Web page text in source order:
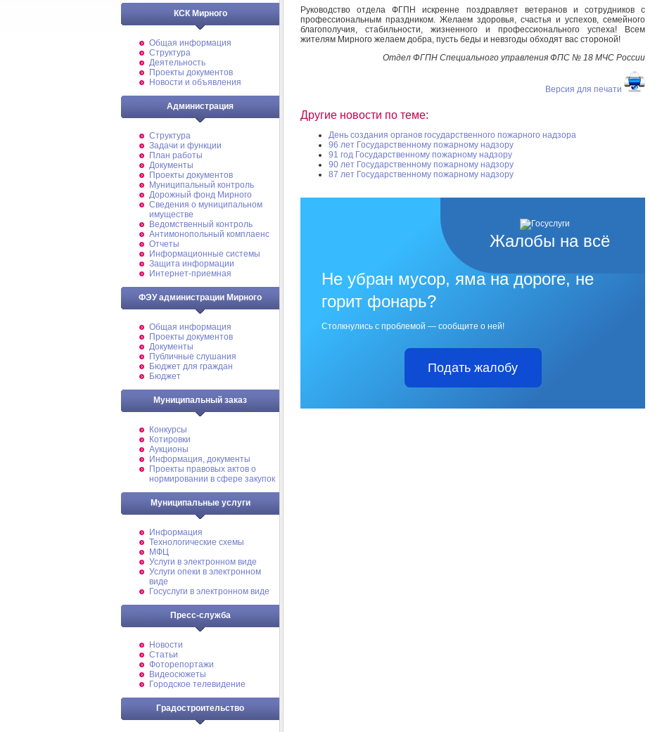
КСК Мирного
Общая информация
Структура
Деятельность
Проекты документов
Новости и объявления
Администрация
Структура
Задачи и функции
План работы
Документы
Проекты документов
Муниципальный контроль
Дорожный фонд Мирного
Cведения о муниципальном
имуществе
Ведомственный контроль
Антимонопольный комплаенс
Отчеты
Информационные системы
Защита информации
Интернет-приемная
ФЭУ администрации Мирного
Общая информация
Проекты документов
Документы
Публичные слушания
Бюджет для граждан
Бюджет
Муниципальный заказ
Конкурсы
Котировки
Аукционы
Информация, документы
Проекты правовых актов о
нормировании в сфере закупок
Муниципальные услуги
Информация
Технологические схемы
МФЦ
Услуги в электронном виде
Услуги опеки в электронном
виде
Госуслуги в электронном виде
Пресс-служба
Новости
Статьи
Фоторепортажи
Видеосюжеты
Городское телевидение
Градостроительство
Руководство отдела ФГПН искренне поздравляет ветеранов и сотрудников с
профессиональным праздником. Желаем здоровья, счастья и успехов, семейного
благополучия, стабильности, жизненного и профессионального успеха! Всем
жителям Мирного желаем добра, пусть беды и невзгоды обходят вас стороной!
Отдел ФГПН Специального управления ФПС № 18 МЧС России
Версия для печати
Другие новости по теме:
День создания органов государственного пожарного надзора
96 лет Государственному пожарному надзору
91 год Государственному пожарному надзору
90 лет Государственному пожарному надзору
87 лет Государственному пожарному надзору
Жалобы на всё
Не убран мусор, яма на дороге, не
горит фонарь?
Столкнулись с проблемой — сообщите о ней!
Подать жалобу